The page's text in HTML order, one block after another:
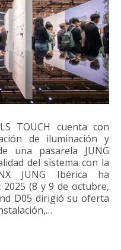
TOUCH cuenta con
de iluminación y
una pasarela JUNG
del sistema con la
JUNG Ibérica ha
(8 y 9 de octubre,
D05 dirigió su oferta